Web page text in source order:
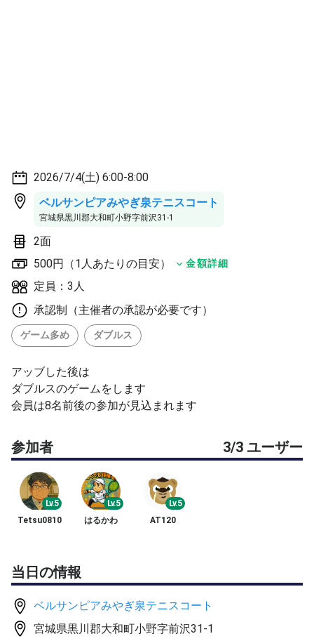
2026/7/4(土) 6:00-8:00
ベルサンピアみやぎ泉テニスコート
宮城県黒川郡大和町小野字前沢31-1
2面
500円（1人あたりの目安）
金額詳細
定員：3人
承認制（主催者の承認が必要です）
ゲーム多め ダブルス
アッブした後は
ダブルスのゲームをします
会員は8名前後の参加が見込まれます
参加者 3/3 ユーザー
Lv.5
Tetsu0810
Lv.5
はるかわ
Lv.5
AT120
当日の情報
ベルサンピアみやぎ泉テニスコート
宮城県黒川郡大和町小野字前沢31-1